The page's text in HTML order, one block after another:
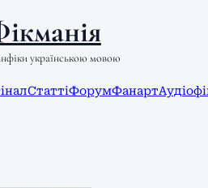
українською мовою
СтаттіФорумФанарт